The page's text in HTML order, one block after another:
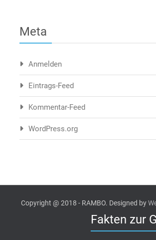
Meta
Anmelden
Eintrags-Feed
Kommentar-Feed
WordPress.org
Copyright @ 2018 - RAMBO. Designed by
Fakten zur